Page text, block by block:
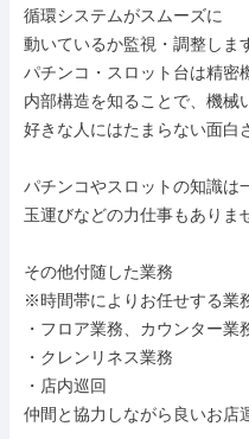
循環システムがスムーズに
動いているか監視・調整しま
パチンコ・スロット台は精密
内部構造を知ることで、機械
好きな人にはたまらない面白
パチンコやスロットの知識は
玉運びなどの力仕事もありま
その他付随した業務
※時間帯によりお任せする業
・フロア業務、カウンター業
・クレンリネス業務
・店内巡回
仲間と協力しながら良いお店